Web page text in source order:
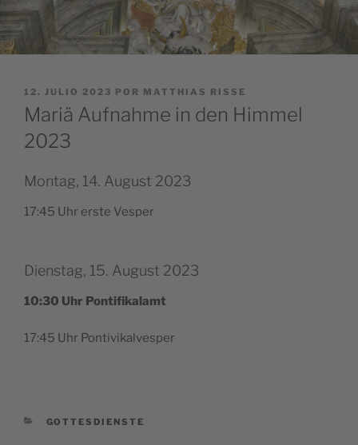
PUBLICADO
EL
12. JULIO 2023 POR MATTHIAS RISSE
Mariä Aufnahme in den Himmel
2023
Montag, 14. August 2023
17:45 Uhr ers­te Vesper
Dienstag, 15. August 2023
10:30 Uhr Pontifikalamt
17:45 Uhr Pontivikalvesper
CATEGORÍAS
GOTTESDIENSTE